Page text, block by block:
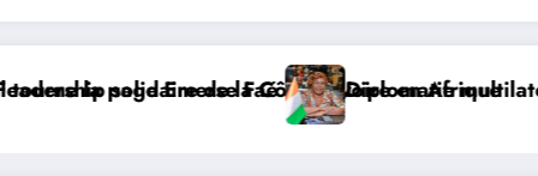
multilatérale : à Addis-Abeba, SE Mme Nialé
𝐉𝐎𝐉